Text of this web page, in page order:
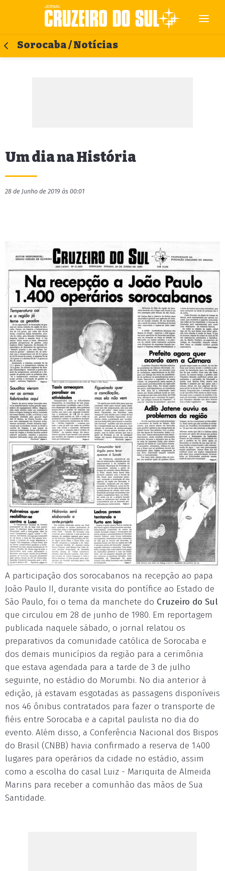
Sorocaba / Notícias
Um dia na História
28 de Junho de 2019 às 00:01
A participação dos sorocabanos na recepção ao papa
João Paulo II, durante visita do pontífice ao Estado de
São Paulo, foi o tema da manchete do Cruzeiro do Sul
que circulou em 28 de junho de 1980. Em reportagem
publicada naquele sábado, o jornal relatou os
preparativos da comunidade católica de Sorocaba e
dos demais municípios da região para a cerimônia
que estava agendada para a tarde de 3 de julho
seguinte, no estádio do Morumbi. No dia anterior à
edição, já estavam esgotadas as passagens disponíveis
nos 46 ônibus contratados para fazer o transporte de
fiéis entre Sorocaba e a capital paulista no dia do
evento. Além disso, a Conferência Nacional dos Bispos
do Brasil (CNBB) havia confirmado a reserva de 1.400
lugares para operários da cidade no estádio, assim
como a escolha do casal Luiz - Mariquita de Almeida
Marins para receber a comunhão das mãos de Sua
Santidade.